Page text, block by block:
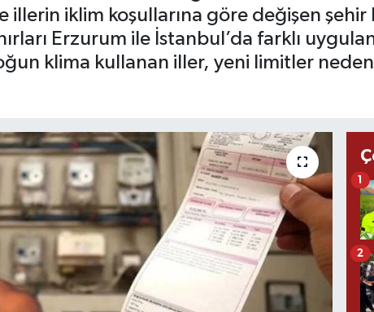
iklim koşullarına göre değişen şehir
Erzurum ile İstanbul’da farklı
klima kullanan iller, yeni limitler
1
2